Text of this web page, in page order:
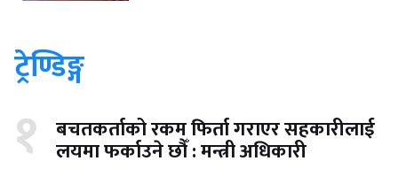
ट्रेण्डिङ्ग
१ बचतकर्ताको रकम फिर्ता गराएर सहकारीलाई
लयमा फर्काउने छौँ : मन्त्री अधिकारी